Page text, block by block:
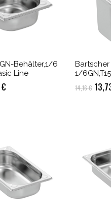
Behälter,1/6
Line
€Aktueller
Bartscher
1/
14,16€